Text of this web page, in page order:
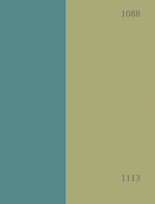
1088
1113